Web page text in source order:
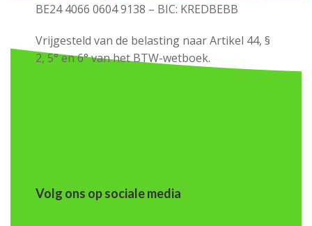
BE24 4066 0604 9138 – BIC: KREDBEBB
Vrijgesteld van de belasting naar Artikel 44, §
2, 5° en 6° van het BTW-wetboek.
Volg ons op sociale media